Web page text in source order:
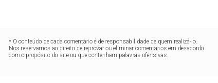
* O conteúdo de cada comentário é de responsabilidade de quem realizá-lo.
Nos reservamos ao direito de reprovar ou eliminar comentários em desacordo
com o propósito do site ou que contenham palavras ofensivas.